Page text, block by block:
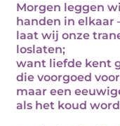
Morgen leggen
handen in elkaar
laat wij onze
loslaten;
want liefde kent
die voorgoed
maar een
als het koud